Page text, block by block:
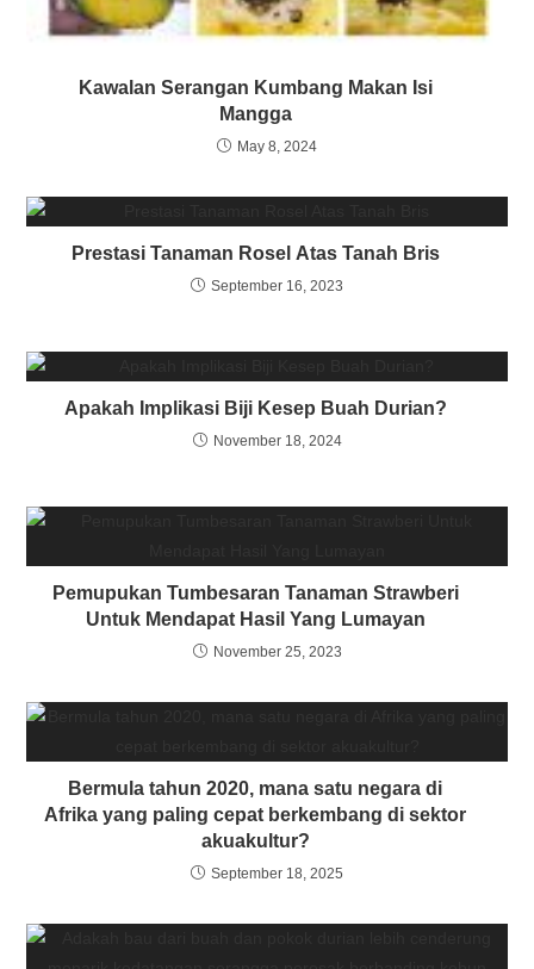
Kawalan Serangan Kumbang Makan Isi
Mangga
May 8, 2024
Prestasi Tanaman Rosel Atas Tanah Bris
September 16, 2023
Apakah Implikasi Biji Kesep Buah Durian?
November 18, 2024
Pemupukan Tumbesaran Tanaman Strawberi
Untuk Mendapat Hasil Yang Lumayan
November 25, 2023
Bermula tahun 2020, mana satu negara di
Afrika yang paling cepat berkembang di sektor
akuakultur?
September 18, 2025